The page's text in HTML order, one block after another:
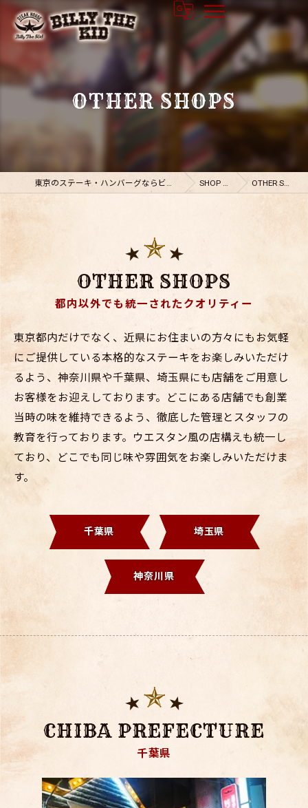
OTHER SHOPS
東京のステーキ・ハンバーグならビリーザキット SHOP LIST OTHER SHOPS
都内以外でも統一されたクオリティー
OTHER SHOPS
東京都内だけでなく、近県にお住まいの方々にもお気軽
にご提供している本格的なステーキをお楽しみいただけ
るよう、神奈川県や千葉県、埼玉県にも店舗をご用意し
お客様をお迎えしております。どこにある店舗でも創業
当時の味を維持できるよう、徹底した管理とスタッフの
教育を行っております。ウエスタン風の店構えも統一し
ており、どこでも同じ味や雰囲気をお楽しみいただけま
す。
千葉県 埼玉県
神奈川県
千葉県
CHIBA PREFECTURE